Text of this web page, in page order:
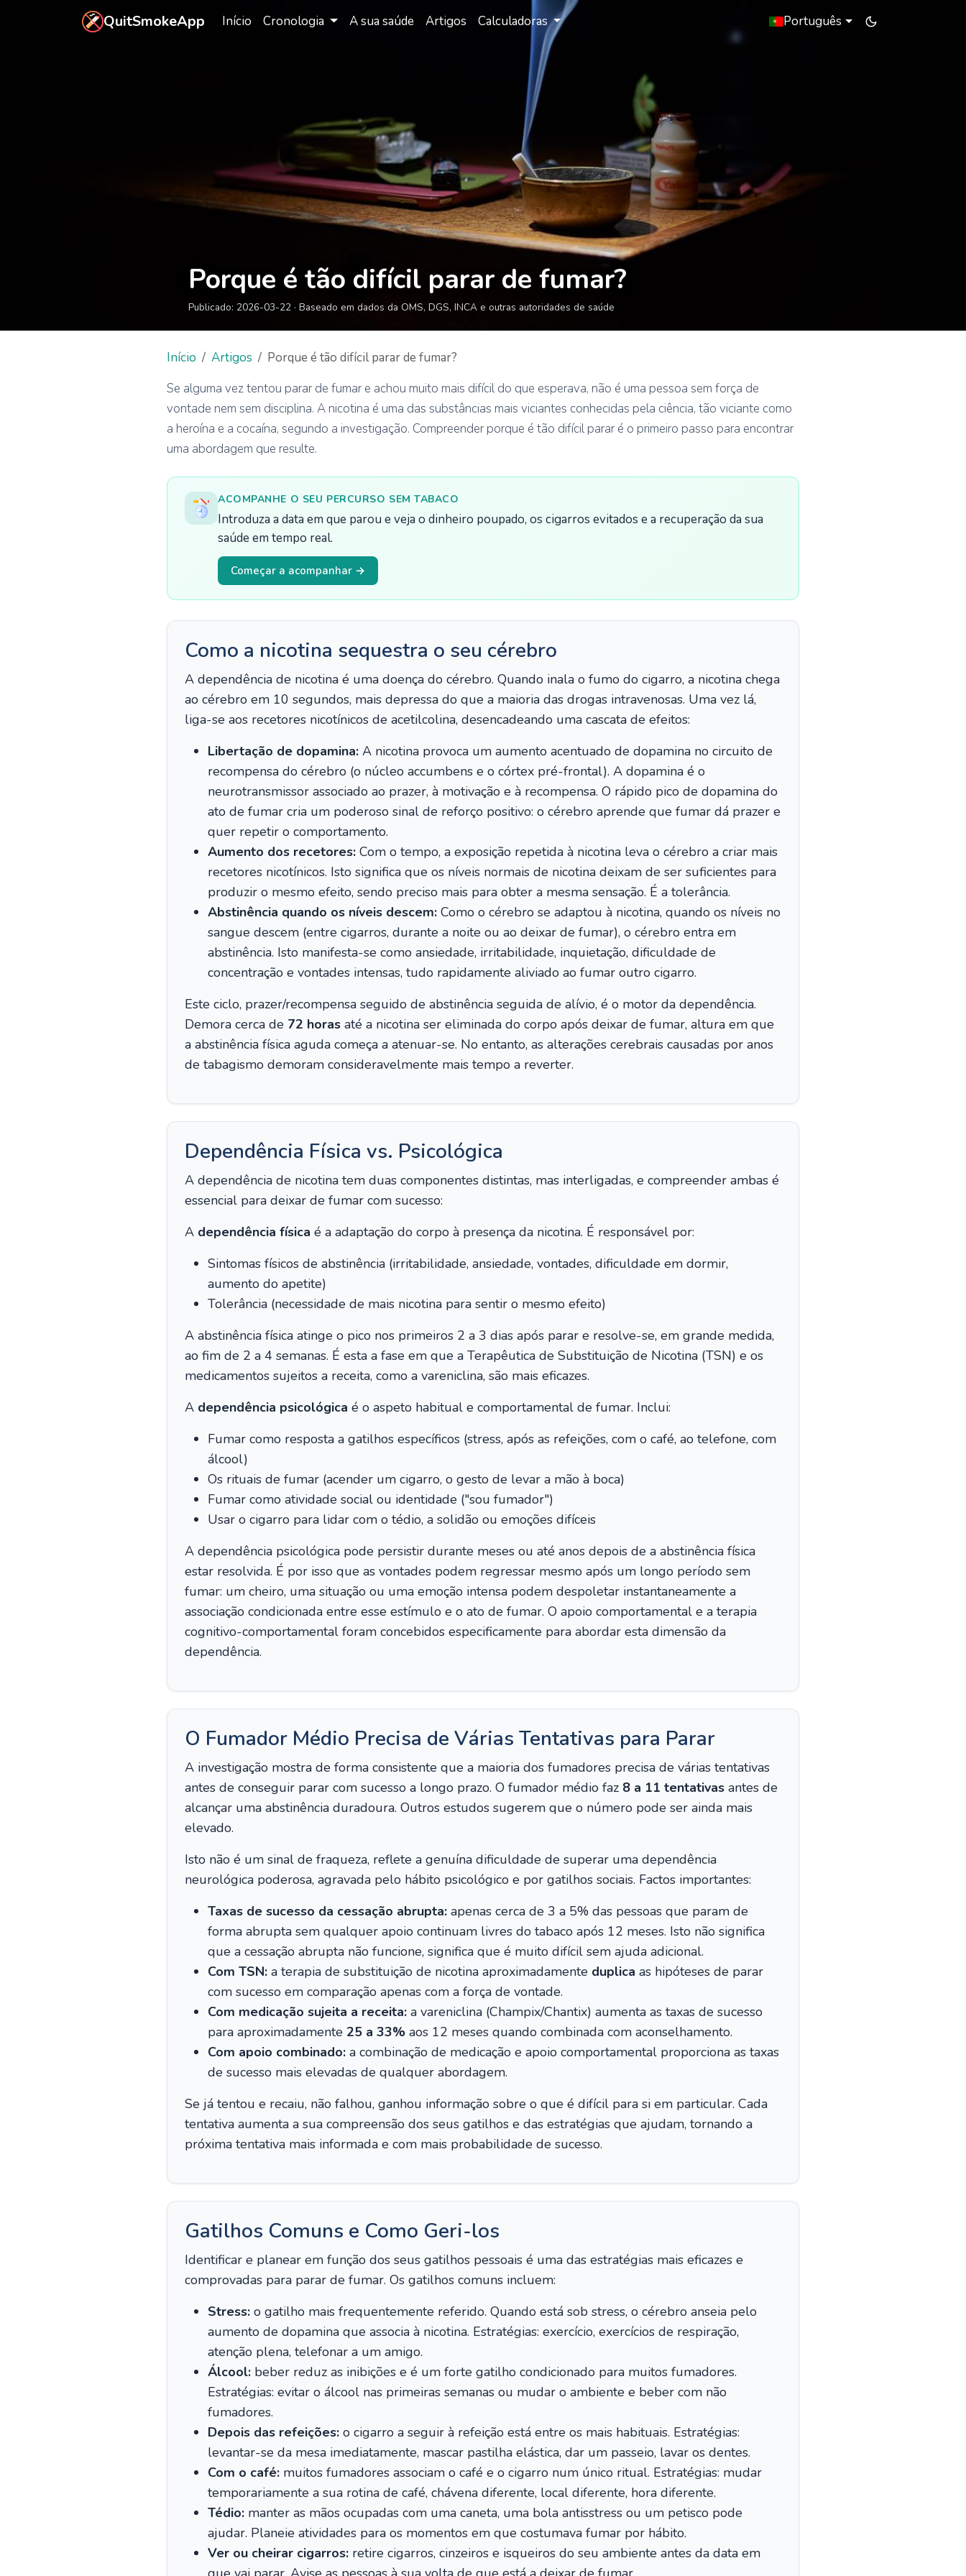
Saltar para o conteúdo principal
QuitSmokeApp Início Cronologia A sua saúde Artigos Calculadoras Português
Porque é tão difícil parar de fumar?
Publicado: 2026-03-22 · Baseado em dados da OMS, DGS, INCA e outras autoridades de saúde
Início Artigos
Porque é tão difícil parar de fumar?
Se alguma vez tentou parar de fumar e achou muito mais difícil do que esperava, não é uma pessoa sem força de
vontade nem sem disciplina. A nicotina é uma das substâncias mais viciantes conhecidas pela ciência, tão viciante como
a heroína e a cocaína, segundo a investigação. Compreender porque é tão difícil parar é o primeiro passo para encontrar
uma abordagem que resulte.
ACOMPANHE O SEU PERCURSO SEM TABACO
Introduza a data em que parou e veja o dinheiro poupado, os cigarros evitados e a recuperação da sua
saúde em tempo real.
Começar a acompanhar →
Como a nicotina sequestra o seu cérebro
A dependência de nicotina é uma doença do cérebro. Quando inala o fumo do cigarro, a nicotina chega
ao cérebro em 10 segundos, mais depressa do que a maioria das drogas intravenosas. Uma vez lá,
liga-se aos recetores nicotínicos de acetilcolina, desencadeando uma cascata de efeitos:
Libertação de dopamina: A nicotina provoca um aumento acentuado de dopamina no circuito de
recompensa do cérebro (o núcleo accumbens e o córtex pré-frontal). A dopamina é o
neurotransmissor associado ao prazer, à motivação e à recompensa. O rápido pico de dopamina do
ato de fumar cria um poderoso sinal de reforço positivo: o cérebro aprende que fumar dá prazer e
quer repetir o comportamento.
Aumento dos recetores: Com o tempo, a exposição repetida à nicotina leva o cérebro a criar mais
recetores nicotínicos. Isto significa que os níveis normais de nicotina deixam de ser suficientes para
produzir o mesmo efeito, sendo preciso mais para obter a mesma sensação. É a tolerância.
Abstinência quando os níveis descem: Como o cérebro se adaptou à nicotina, quando os níveis no
sangue descem (entre cigarros, durante a noite ou ao deixar de fumar), o cérebro entra em
abstinência. Isto manifesta-se como ansiedade, irritabilidade, inquietação, dificuldade de
concentração e vontades intensas, tudo rapidamente aliviado ao fumar outro cigarro.
Este ciclo, prazer/recompensa seguido de abstinência seguida de alívio, é o motor da dependência.
Demora cerca de 72 horas até a nicotina ser eliminada do corpo após deixar de fumar, altura em que
a abstinência física aguda começa a atenuar-se. No entanto, as alterações cerebrais causadas por anos
de tabagismo demoram consideravelmente mais tempo a reverter.
Dependência Física vs. Psicológica
A dependência de nicotina tem duas componentes distintas, mas interligadas, e compreender ambas é
essencial para deixar de fumar com sucesso:
A dependência física é a adaptação do corpo à presença da nicotina. É responsável por:
Sintomas físicos de abstinência (irritabilidade, ansiedade, vontades, dificuldade em dormir,
aumento do apetite)
Tolerância (necessidade de mais nicotina para sentir o mesmo efeito)
A abstinência física atinge o pico nos primeiros 2 a 3 dias após parar e resolve-se, em grande medida,
ao fim de 2 a 4 semanas. É esta a fase em que a Terapêutica de Substituição de Nicotina (TSN) e os
medicamentos sujeitos a receita, como a vareniclina, são mais eficazes.
A dependência psicológica é o aspeto habitual e comportamental de fumar. Inclui:
Fumar como resposta a gatilhos específicos (stress, após as refeições, com o café, ao telefone, com
álcool)
Os rituais de fumar (acender um cigarro, o gesto de levar a mão à boca)
Fumar como atividade social ou identidade ("sou fumador")
Usar o cigarro para lidar com o tédio, a solidão ou emoções difíceis
A dependência psicológica pode persistir durante meses ou até anos depois de a abstinência física
estar resolvida. É por isso que as vontades podem regressar mesmo após um longo período sem
fumar: um cheiro, uma situação ou uma emoção intensa podem despoletar instantaneamente a
associação condicionada entre esse estímulo e o ato de fumar. O apoio comportamental e a terapia
cognitivo-comportamental foram concebidos especificamente para abordar esta dimensão da
dependência.
O Fumador Médio Precisa de Várias Tentativas para Parar
A investigação mostra de forma consistente que a maioria dos fumadores precisa de várias tentativas
antes de conseguir parar com sucesso a longo prazo. O fumador médio faz 8 a 11 tentativas antes de
alcançar uma abstinência duradoura. Outros estudos sugerem que o número pode ser ainda mais
elevado.
Isto não é um sinal de fraqueza, reflete a genuína dificuldade de superar uma dependência
neurológica poderosa, agravada pelo hábito psicológico e por gatilhos sociais. Factos importantes:
Taxas de sucesso da cessação abrupta: apenas cerca de 3 a 5% das pessoas que param de
forma abrupta sem qualquer apoio continuam livres do tabaco após 12 meses. Isto não significa
que a cessação abrupta não funcione, significa que é muito difícil sem ajuda adicional.
Com TSN: a terapia de substituição de nicotina aproximadamente duplica as hipóteses de parar
com sucesso em comparação apenas com a força de vontade.
Com medicação sujeita a receita: a vareniclina (Champix/Chantix) aumenta as taxas de sucesso
para aproximadamente 25 a 33% aos 12 meses quando combinada com aconselhamento.
Com apoio combinado: a combinação de medicação e apoio comportamental proporciona as taxas
de sucesso mais elevadas de qualquer abordagem.
Se já tentou e recaiu, não falhou, ganhou informação sobre o que é difícil para si em particular. Cada
tentativa aumenta a sua compreensão dos seus gatilhos e das estratégias que ajudam, tornando a
próxima tentativa mais informada e com mais probabilidade de sucesso.
Gatilhos Comuns e Como Geri-los
Identificar e planear em função dos seus gatilhos pessoais é uma das estratégias mais eficazes e
comprovadas para parar de fumar. Os gatilhos comuns incluem:
Stress: o gatilho mais frequentemente referido. Quando está sob stress, o cérebro anseia pelo
aumento de dopamina que associa à nicotina. Estratégias: exercício, exercícios de respiração,
atenção plena, telefonar a um amigo.
Álcool: beber reduz as inibições e é um forte gatilho condicionado para muitos fumadores.
Estratégias: evitar o álcool nas primeiras semanas ou mudar o ambiente e beber com não
fumadores.
Depois das refeições: o cigarro a seguir à refeição está entre os mais habituais. Estratégias:
levantar-se da mesa imediatamente, mascar pastilha elástica, dar um passeio, lavar os dentes.
Com o café: muitos fumadores associam o café e o cigarro num único ritual. Estratégias: mudar
temporariamente a sua rotina de café, chávena diferente, local diferente, hora diferente.
Tédio: manter as mãos ocupadas com uma caneta, uma bola antisstress ou um petisco pode
ajudar. Planeie atividades para os momentos em que costumava fumar por hábito.
Ver ou cheirar cigarros: retire cigarros, cinzeiros e isqueiros do seu ambiente antes da data em